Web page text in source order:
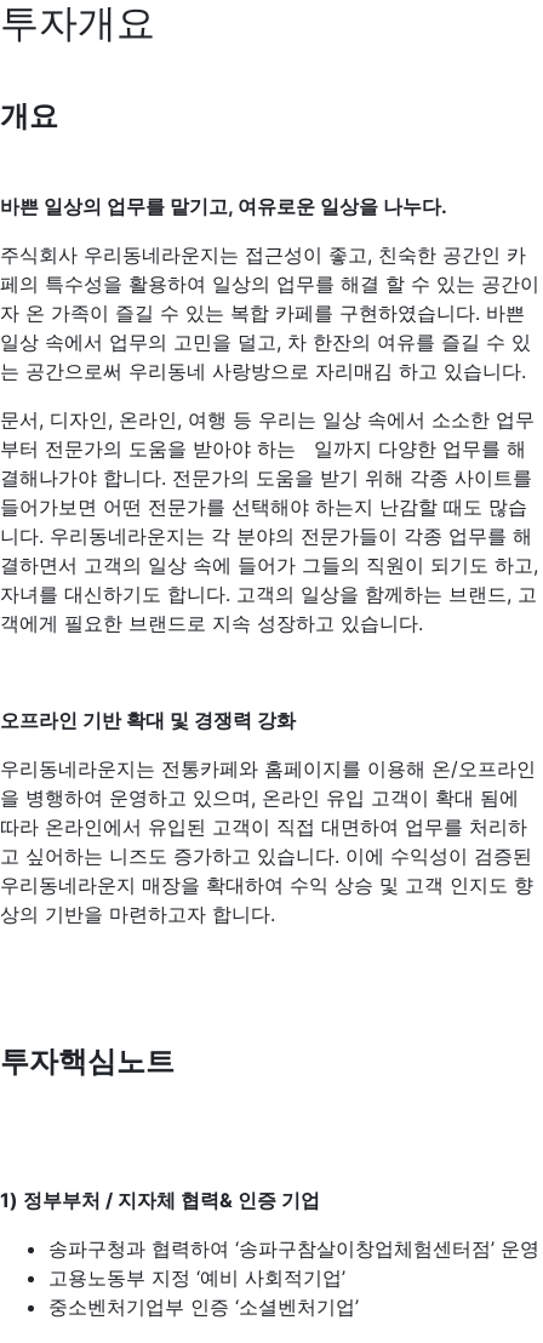
투자개요
개요
바쁜 일상의 업무를 맡기고, 여유로운 일상을 나누다.
주식회사 우리동네라운지는 접근성이 좋고, 친숙한 공간인 카
페의 특수성을 활용하여 일상의 업무를 해결 할 수 있는 공간이
자 온 가족이 즐길 수 있는 복합 카페를 구현하였습니다. 바쁜
일상 속에서 업무의 고민을 덜고, 차 한잔의 여유를 즐길 수 있
는 공간으로써 우리동네 사랑방으로 자리매김 하고 있습니다.
문서, 디자인, 온라인, 여행 등 우리는 일상 속에서 소소한 업무
부터 전문가의 도움을 받아야 하는 일까지 다양한 업무를 해
결해나가야 합니다. 전문가의 도움을 받기 위해 각종 사이트를
들어가보면 어떤 전문가를 선택해야 하는지 난감할 때도 많습
니다. 우리동네라운지는 각 분야의 전문가들이 각종 업무를 해
결하면서 고객의 일상 속에 들어가 그들의 직원이 되기도 하고,
자녀를 대신하기도 합니다. 고객의 일상을 함께하는 브랜드, 고
객에게 필요한 브랜드로 지속 성장하고 있습니다.
오프라인 기반 확대 및 경쟁력 강화
우리동네라운지는 전통카페와 홈페이지를 이용해 온/오프라인
을 병행하여 운영하고 있으며, 온라인 유입 고객이 확대 됨에
따라 온라인에서 유입된 고객이 직접 대면하여 업무를 처리하
고 싶어하는 니즈도 증가하고 있습니다. 이에 수익성이 검증된
우리동네라운지 매장을 확대하여 수익 상승 및 고객 인지도 향
상의 기반을 마련하고자 합니다.
투자핵심노트
1) 정부부처 / 지자체 협력& 인증 기업
송파구청과 협력하여 ‘송파구참살이창업체험센터점’ 운영
고용노동부 지정 ‘예비 사회적기업’
중소벤처기업부 인증 ‘소셜벤처기업’